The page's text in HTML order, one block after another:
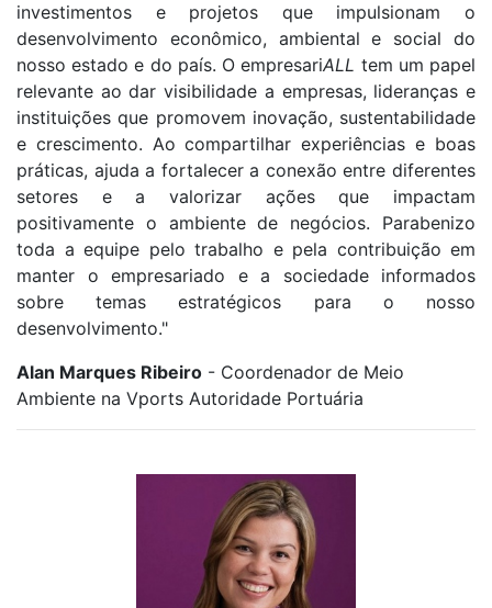
investimentos e projetos que impulsionam o
desenvolvimento econômico, ambiental e social do
nosso estado e do país. O empresariALL tem um papel
relevante ao dar visibilidade a empresas, lideranças e
instituições que promovem inovação, sustentabilidade
e crescimento. Ao compartilhar experiências e boas
práticas, ajuda a fortalecer a conexão entre diferentes
setores e a valorizar ações que impactam
positivamente o ambiente de negócios. Parabenizo
toda a equipe pelo trabalho e pela contribuição em
manter o empresariado e a sociedade informados
sobre temas estratégicos para o nosso
desenvolvimento."
Alan Marques Ribeiro - Coordenador de Meio
Ambiente na Vports Autoridade Portuária